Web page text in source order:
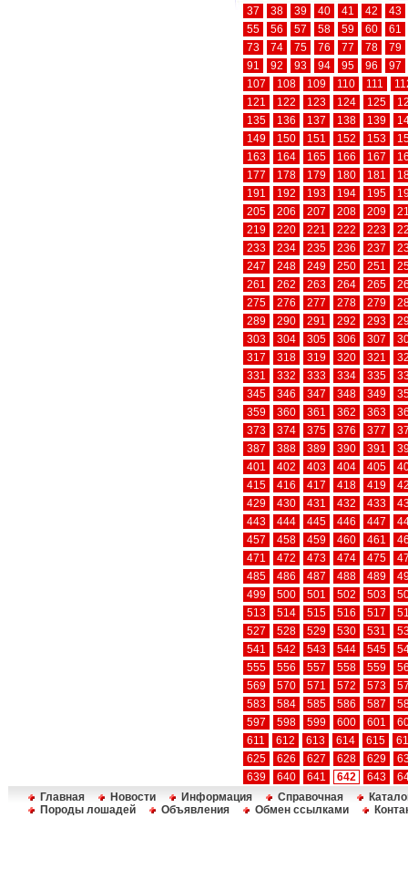
37
38 39 40 41 42
43
55
56 57 58 59 60
61
73
74 75 76 77 78
79
91
92 93 94 95 96
97
107
108 109 110 111
121
122 123 124 125
135
136 137 138 139
149
150 151 152 153
163
164 165 166 167
177
178 179 180 181
191
192 193 194 195
205
206 207 208 209
219
220 221 222 223
233
234 235 236 237
247
248 249 250 251
261
262 263 264 265
275
276 277 278 279
289
290 291 292 293
303
304 305 306 307
317
318 319 320 321
331
332 333 334 335
345
346 347 348 349
359
360 361 362 363
373
374 375 376 377
387
388 389 390 391
401
402 403 404 405
415
416 417 418 419
429
430 431 432 433
443
444 445 446 447
457
458 459 460 461
471
472 473 474 475
485
486 487 488 489
499
500 501 502 503
513
514 515 516 517
527
528 529 530 531
541
542 543 544 545
555
556 557 558 559
569
570 571 572 573
583
584 585 586 587
597
598 599 600 601
611
612 613 614 615
625
626 627 628 629
639
640 641 642 643
Главная
Новости Информация Справочная
Породы лошадей
Объявления Обмен ссылками